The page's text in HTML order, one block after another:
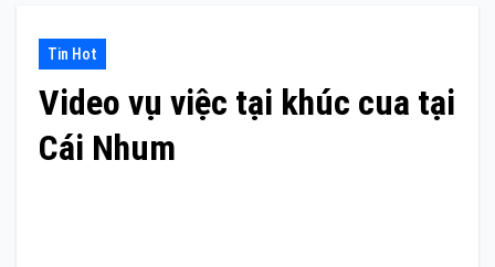
Tin Hot
Video vụ việc tại khúc cua tại
Cái Nhum